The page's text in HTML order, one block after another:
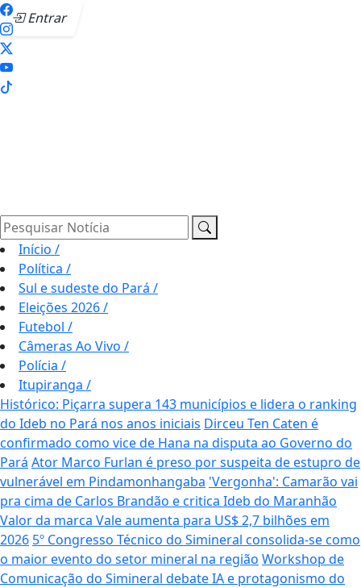
Entrar
Pesquisar Notícia
Início /
Política /
Sul e sudeste do Pará /
Eleições 2026/
Futebol /
Câmeras Ao Vivo /
Polícia /
Itupiranga /
Histórico: Piçarra supera 143 municípios e lidera o ranking
do Ideb no Pará nos anos iniciais Dirceu Ten Caten é
confirmado como vice de Hana na disputa ao Governo do
Pará Ator Marco Furlan é preso por suspeita de estupro de
vulnerável em Pindamonhangaba 'Vergonha': Camarão vai
pra cima de Carlos Brandão e critica Ideb do Maranhão
Valor da marca Vale aumenta para US$ 2,7 bilhões em
2026 5º Congresso Técnico do Simineral consolida-se como
o maior evento do setor mineral na região Workshop de
Comunicação do Simineral debate IA e protagonismo do